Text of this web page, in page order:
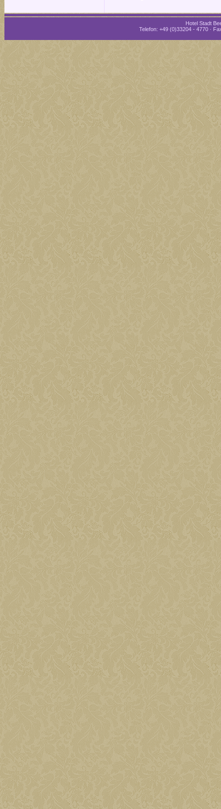
Hotel Stadt
Telefon: +49 (0)33204 - 4770 ·